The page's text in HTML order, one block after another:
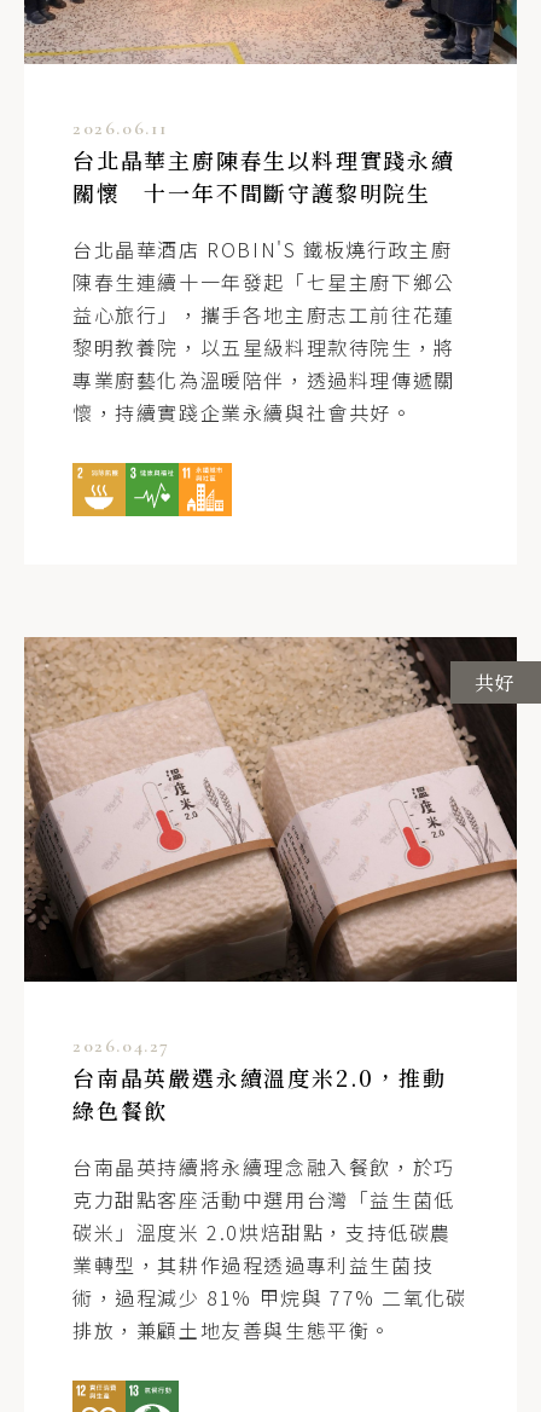
2026.06.11
台北晶華主廚陳春生以料理實踐永續
關懷 十一年不間斷守護黎明院生
台北晶華酒店 ROBIN'S 鐵板燒行政主廚
陳春生連續十一年發起「七星主廚下鄉公
益心旅行」，攜手各地主廚志工前往花蓮
黎明教養院，以五星級料理款待院生，將
專業廚藝化為溫暖陪伴，透過料理傳遞關
懷，持續實踐企業永續與社會共好。
共好
2026.04.27
台南晶英嚴選永續溫度米2.0，推動
綠色餐飲
台南晶英持續將永續理念融入餐飲，於巧
克力甜點客座活動中選用台灣「益生菌低
碳米」溫度米 2.0烘焙甜點，支持低碳農
業轉型，其耕作過程透過專利益生菌技
術，過程減少 81% 甲烷與 77% 二氧化碳
排放，兼顧土地友善與生態平衡。